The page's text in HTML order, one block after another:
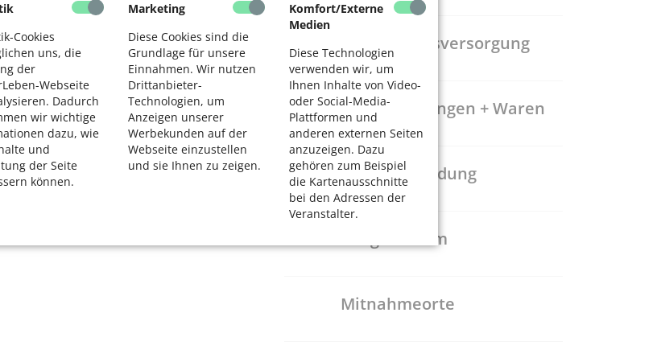
Cookies
uns, die
der
Webseite
Dadurch
wir wichtige
dazu, wie
und
der Seite
können.
Marketing
Diese Cookies sind die
Grundlage für unsere
Einnahmen. Wir nutzen
Drittanbieter-
Technologien, um
Anzeigen unserer
Werbekunden auf der
Webseite einzustellen
und sie Ihnen zu zeigen.
Komfort/Externe
Medien
Diese Technologien
verwenden wir, um
Ihnen Inhalte von Video-
oder Social-Media-
Plattformen und
anderen externen Seiten
anzuzeigen. Dazu
gehören zum Beispiel
die Kartenausschnitte
bei den Adressen der
Veranstalter.
Gesundheitsversorgung
Dienstleistungen + Waren
Freizeit + Bildung
Pflege + Heim
Mitnahmeorte